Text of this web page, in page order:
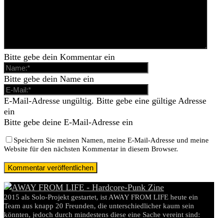
Bitte gebe dein Kommentar ein
Bitte gebe dein Name ein
E-Mail-Adresse ungültig. Bitte gebe eine gültige Adresse
ein
Bitte gebe deine E-Mail-Adresse ein
Speichern Sie meinen Namen, meine E-Mail-Adresse und meine
Website für den nächsten Kommentar in diesem Browser.
2015 als Solo-Projekt gestartet, ist AWAY FROM LIFE heute ein
Team aus knapp 20 Freunden, die unterschiedlicher kaum sein
könnten, jedoch durch mindestens diese eine Sache vereint sind: